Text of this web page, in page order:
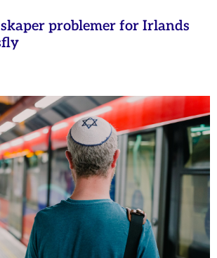
problemer for Irlands